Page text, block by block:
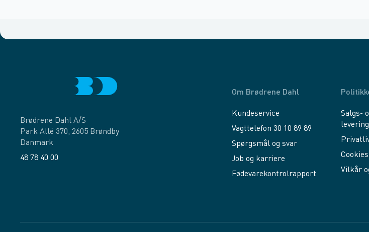
Brødrene Dahl A/S
Park Allé 370, 2605 Brøndby
Danmark
48 78 40 00
Om Brødrene Dahl
Kundeservice
Vagttelefon 30 10 89 89
Spørgsmål og svar
Job og karriere
Fødevarekontrolrapport
Salgs-
Cookies
Vilkår